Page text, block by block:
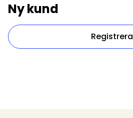
Ny kund
Registrera